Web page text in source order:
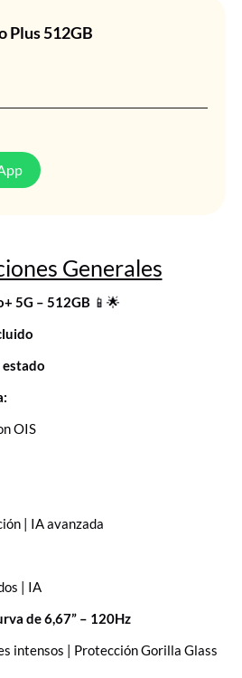
Plus 512GB
Generales
5G – 512GB 📱🌟
OIS
| IA avanzada
| IA
de 6,67” – 120Hz
intensos | Protección Gorilla Glass